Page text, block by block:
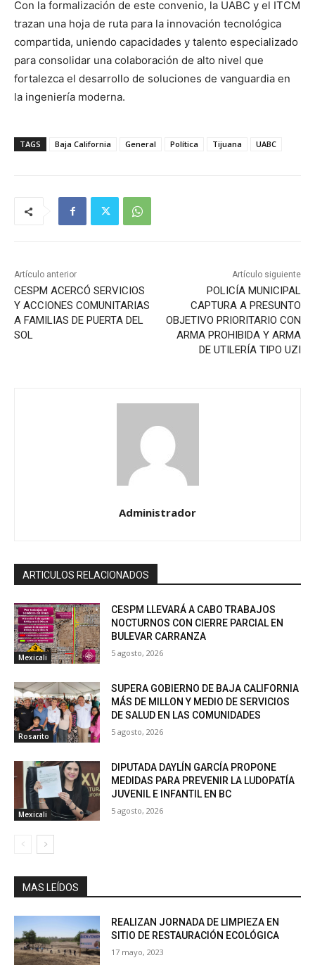
Con la formalización de este convenio, la UABC y el ITCM
trazan una hoja de ruta para la innovación tecnológica
compartida, uniendo capacidades y talento especializado
para consolidar una colaboración de alto nivel que
fortalezca el desarrollo de soluciones de vanguardia en
la ingeniería moderna.
TAGS Baja California General Política Tijuana UABC
Artículo anterior
CESPM ACERCÓ SERVICIOS
Y ACCIONES COMUNITARIAS
A FAMILIAS DE PUERTA DEL
SOL
Artículo siguiente
POLICÍA MUNICIPAL
CAPTURA A PRESUNTO
OBJETIVO PRIORITARIO CON
ARMA PROHIBIDA Y ARMA
DE UTILERÍA TIPO UZI
Administrador
ARTICULOS RELACIONADOS
Mexicali
CESPM LLEVARÁ A CABO TRABAJOS
NOCTURNOS CON CIERRE PARCIAL EN
BULEVAR CARRANZA
5 agosto, 2026
Rosarito
SUPERA GOBIERNO DE BAJA CALIFORNIA
MÁS DE MILLON Y MEDIO DE SERVICIOS
DE SALUD EN LAS COMUNIDADES
5 agosto, 2026
Mexicali
DIPUTADA DAYLÍN GARCÍA PROPONE
MEDIDAS PARA PREVENIR LA LUDOPATÍA
JUVENIL E INFANTIL EN BC
5 agosto, 2026
MAS LEÍDOS
REALIZAN JORNADA DE LIMPIEZA EN
SITIO DE RESTAURACIÓN ECOLÓGICA
17 mayo, 2023